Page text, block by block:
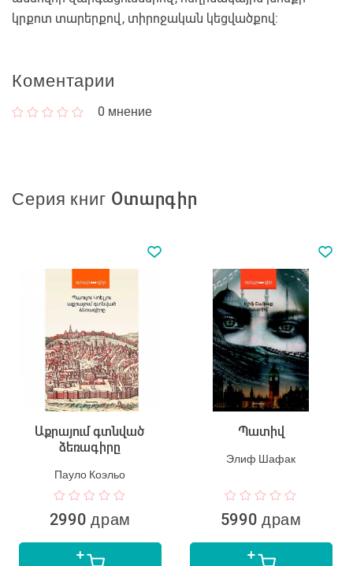
կրքոտ տարերքով, տիրոջական կեցվածքով։
Коментарии
0 мнение
Серия книг Օտարգիր
Աքրայում գտնված
ձեռագիրը
Пауло Коэльо
2990 драм
Պատիվ
Элиф Шафак
5990 драм